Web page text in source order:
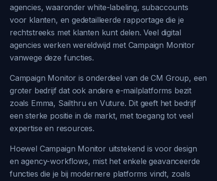
agencies, waaronder white-labeling, subaccounts
voor klanten, en gedetailleerde rapportage die je
rechtstreeks met klanten kunt delen. Veel digital
agencies werken wereldwijd met Campaign Monitor
vanwege deze functies.
Campaign Monitor is onderdeel van de CM Group, een
groter bedrijf dat ook andere e-mailplatforms bezit
zoals Emma, Sailthru en Vuture. Dit geeft het bedrijf
een sterke positie in de markt, met toegang tot veel
expertise en resources.
Hoewel Campaign Monitor uitstekend is voor design
en agency-workflows, mist het enkele geavanceerde
functies die je bij modernere platforms vindt, zoals